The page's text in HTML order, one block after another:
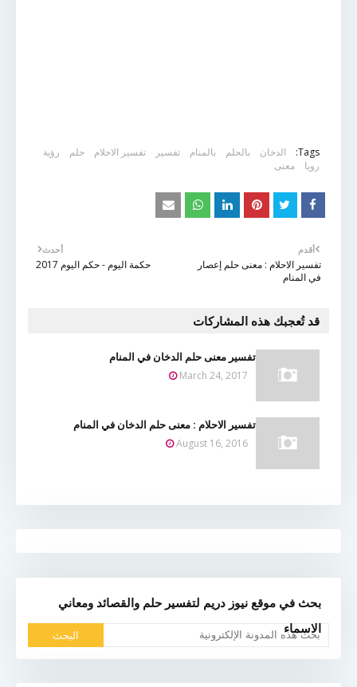
Tags: الدخان بالحلم بالمنام تفسير تفسير الاحلام حلم
رؤية
رويا
معنى
أحدث
حكمة اليوم - حكم اليوم 2017
أقدم
تفسير الاحلام : معنى حلم إعصار
في المنام
قد تُعجبك هذه المشاركات
تفسير معنى حلم الدخان في المنام
March 24, 2017
تفسير الاحلام : معنى حلم الدخان في المنام
August 16, 2016
بحث في موقع نيوز دريم لتفسير حلم والقصائد ومعاني
الاسماء